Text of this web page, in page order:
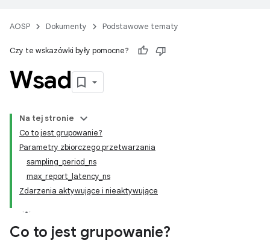
AOSP Dokumenty Podstawowe tematy
Czy te wskazówki były pomocne?
Wsad
Na tej stronie
Co to jest grupowanie?
Parametry zbiorczego przetwarzania
sampling_period_ns
max_report_latency_ns
Zdarzenia aktywujące i nieaktywujące
Co to jest grupowanie?